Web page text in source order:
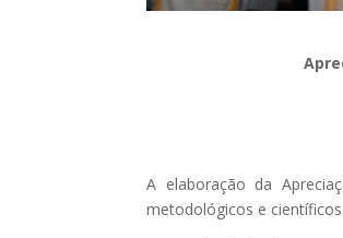
A elaboração da
metodológicos e científicos.